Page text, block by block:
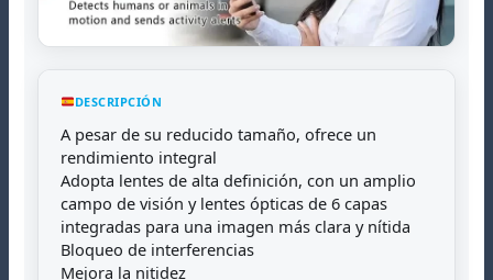
DESCRIPCIÓN
A pesar de su reducido tamaño, ofrece un
rendimiento integral
Adopta lentes de alta definición, con un amplio
campo de visión y lentes ópticas de 6 capas
integradas para una imagen más clara y nítida
Bloqueo de interferencias
Mejora la nitidez